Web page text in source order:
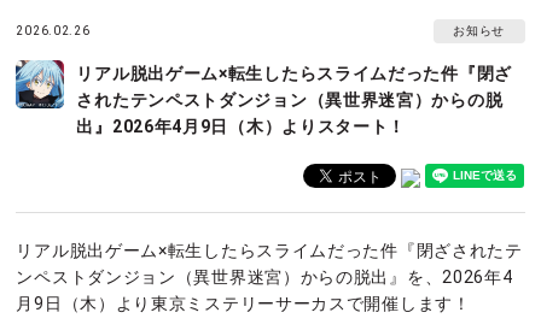
2026.02.26 お知らせ
リアル脱出ゲーム×転生したらスライムだった件『閉ざ
されたテンペストダンジョン（異世界迷宮）からの脱
出』2026年4月9日（木）よりスタート！
リアル脱出ゲーム×転生したらスライムだった件『閉ざされたテ
ンペストダンジョン（異世界迷宮）からの脱出』を、2026年4
月9日（木）より東京ミステリーサーカスで開催します！